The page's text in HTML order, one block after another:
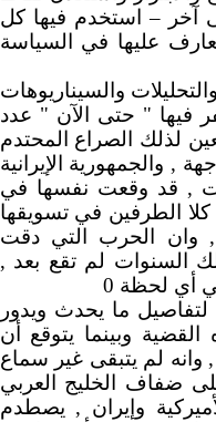
آخر – استخدم فيها كل
عليها في السياسة
والسيناريوهات
فيها " حتى الآن " عدد
لذلك الصراع المحتدم
, والجمهورية الإيرانية
, قد وقعت نفسها في
كلا الطرفين في تسويقها
, وان الحرب التي دقت
السنوات لم تقع بعد ,
أي لحظة 0
لتفاصيل ما يحدث ويدور
وبينما يتوقع أن
لم يتبقى غير سماع
ضفاف الخليج العربي
وإيران , يصطدم